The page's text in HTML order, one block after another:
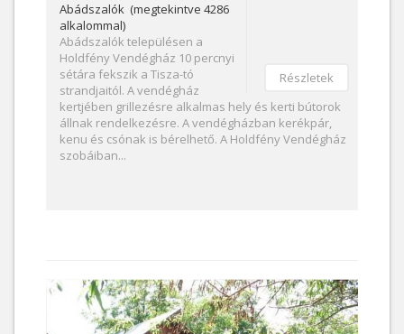
Részletek
Abádszalók (megtekintve 4286
alkalommal)
Abádszalók településen a
Holdfény Vendégház 10 percnyi
sétára fekszik a Tisza-tó
strandjaitól. A vendégház
kertjében grillezésre alkalmas hely és kerti bútorok
állnak rendelkezésre. A vendégházban kerékpár,
kenu és csónak is bérelhető. A Holdfény Vendégház
szobáiban...